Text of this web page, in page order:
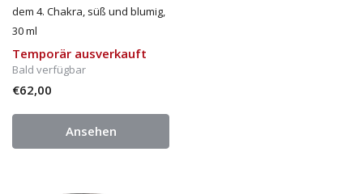
dem 4. Chakra, süß und blumig,
30 ml
Temporär ausverkauft
Bald verfügbar
€62,00
Ansehen